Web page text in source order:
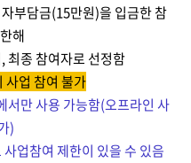
부담금(15만원)을 입금한 참
해
, 최종 참여자로 선정함
업 참여 불가
서만 사용 가능함(오프라인 사
)
업참여 제한이 있을 수 있음